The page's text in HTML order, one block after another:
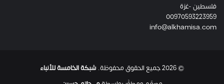
فلسطين -غزة
00970593223959
info@alkhamisa.com
© 2026 جميع الحقوق محفوظة.
شبكة الخامسة للأنباء